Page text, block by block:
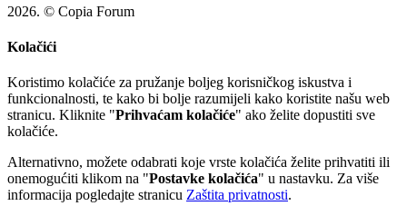
2026. © Copia Forum
Kolačići
Koristimo kolačiće za pružanje boljeg korisničkog iskustva i
funkcionalnosti, te kako bi bolje razumijeli kako koristite našu web
stranicu. Kliknite "Prihvaćam kolačiće" ako želite dopustiti sve
kolačiće.
Alternativno, možete odabrati koje vrste kolačića želite prihvatiti ili
onemogućiti klikom na "Postavke kolačića" u nastavku. Za više
informacija pogledajte stranicu Zaštita privatnosti.